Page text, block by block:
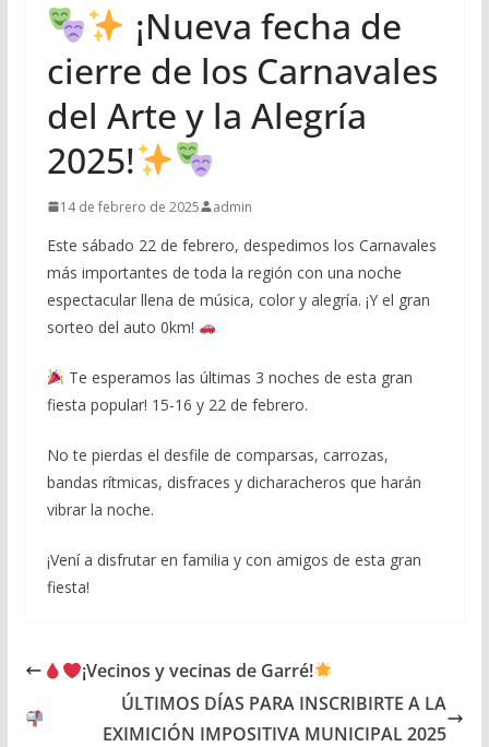
¡Nueva fecha de
cierre de los Carnavales
del Arte y la Alegría
2025!
14 de febrero de 2025 admin
Este sábado 22 de febrero, despedimos los Carnavales
más importantes de toda la región con una noche
espectacular llena de música, color y alegría. ¡Y el gran
sorteo del auto 0km!
Te esperamos las últimas 3 noches de esta gran
fiesta popular! 15-16 y 22 de febrero.
No te pierdas el desfile de comparsas, carrozas,
bandas rítmicas, disfraces y dicharacheros que harán
vibrar la noche.
¡Vení a disfrutar en familia y con amigos de esta gran
fiesta!
¡Vecinos y vecinas de Garré!
ÚLTIMOS DÍAS PARA INSCRIBIRTE A LA
EXIMICIÓN IMPOSITIVA MUNICIPAL 2025